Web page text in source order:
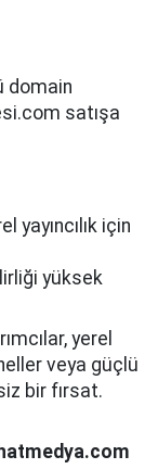
domain
satışa
yayıncılık için
yüksek
yerel
veya güçlü
bir fırsat.